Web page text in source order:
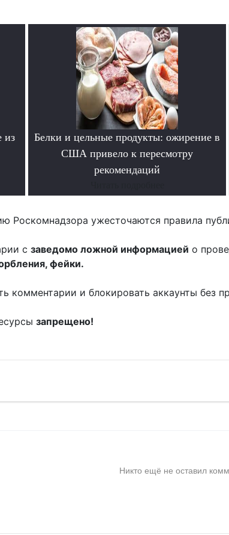
из
Белки и цельные продукты: ожирение в
США привело к пересмотру
рекомендаций
Роскомнадзора ужесточаются правила
с заведомо ложной информацией о
фейки.
комментарии и блокировать аккаунты без
запрещено!
Никто ещё не оставил